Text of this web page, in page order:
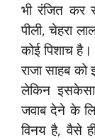
भी रंजित कर
पीली, चेहरा
कोई पिशाच है।
राजा साहब
लेकिन
जवाब देने के
विनय है, वैसे